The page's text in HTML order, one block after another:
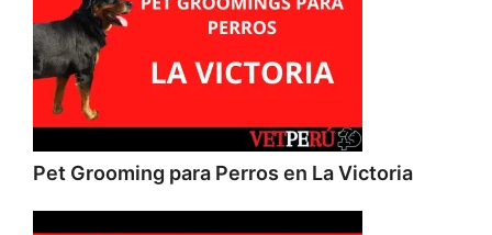
Pet Grooming para Perros en La Victoria